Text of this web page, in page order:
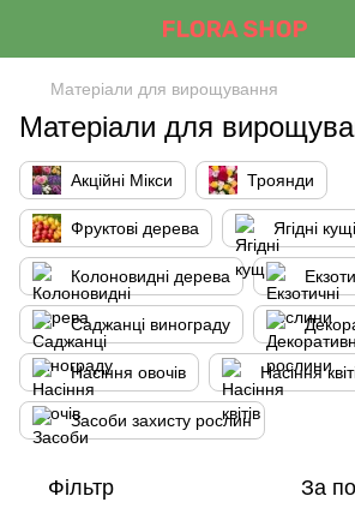
Матеріали для вирощування
Матеріали для
Акційні Мікси Троянди
Фруктові дерева Ягідні кущі
Колоновидні дерева
Саджанці винограду
Насіння овочів Насіння
Засоби захисту рослин
Фільтр За